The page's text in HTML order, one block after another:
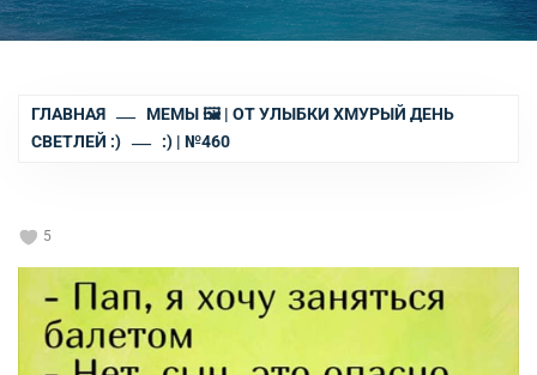
ГЛАВНАЯ
МЕМЫ 🖼 | ОТ УЛЫБКИ ХМУРЫЙ ДЕНЬ
СВЕТЛЕЙ :)
:) | №460
5